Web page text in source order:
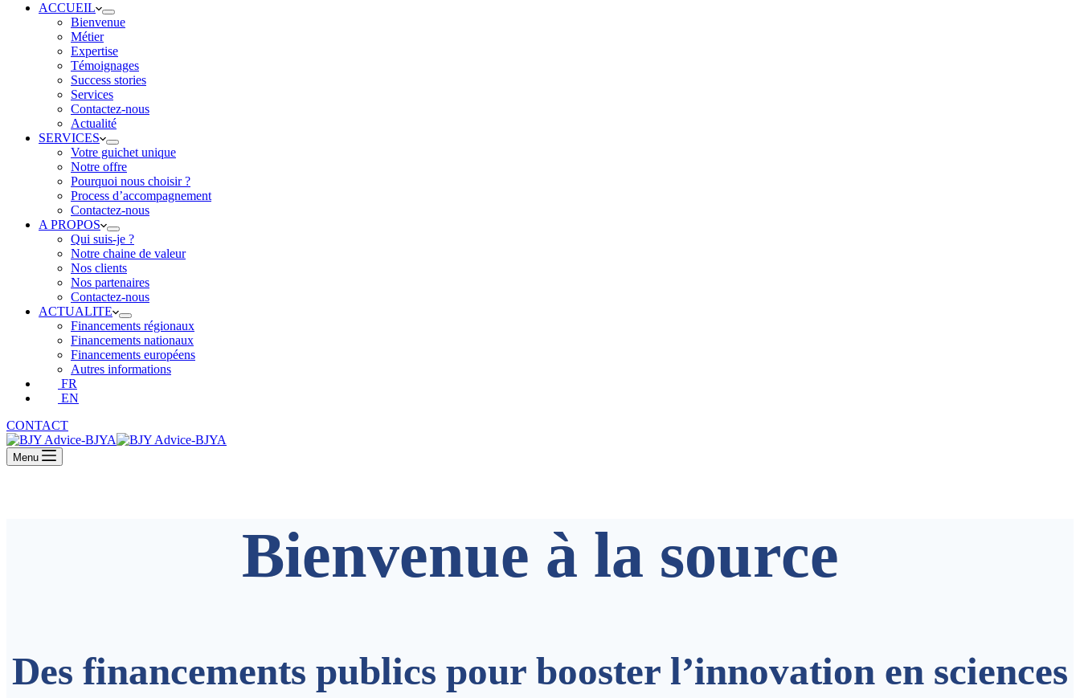
ACCUEIL
Bienvenue
Métier
Expertise
Témoignages
Success stories
Services
Contactez-nous
Actualité
SERVICES
Votre guichet unique
Notre offre
Pourquoi nous choisir ?
Process d’accompagnement
Contactez-nous
A PROPOS
Qui suis-je ?
Notre chaine de valeur
Nos clients
Nos partenaires
Contactez-nous
ACTUALITE
Financements régionaux
Financements nationaux
Financements européens
Autres informations
FR
EN
CONTACT
Menu
Bienvenue à la source
Des financements publics pour booster l’innovation en sciences